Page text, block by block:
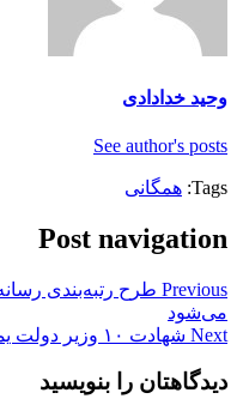
وحید خدادادی
See author's posts
Tags: همگانی
Post navigation
Previous طرح رتبه‌بندی
می‌شود
Next شهادت ۱۰ وزیر دولت یمن در حمله اسرائیل به صنعا تایید شد
دیدگاهتان را بنویسید